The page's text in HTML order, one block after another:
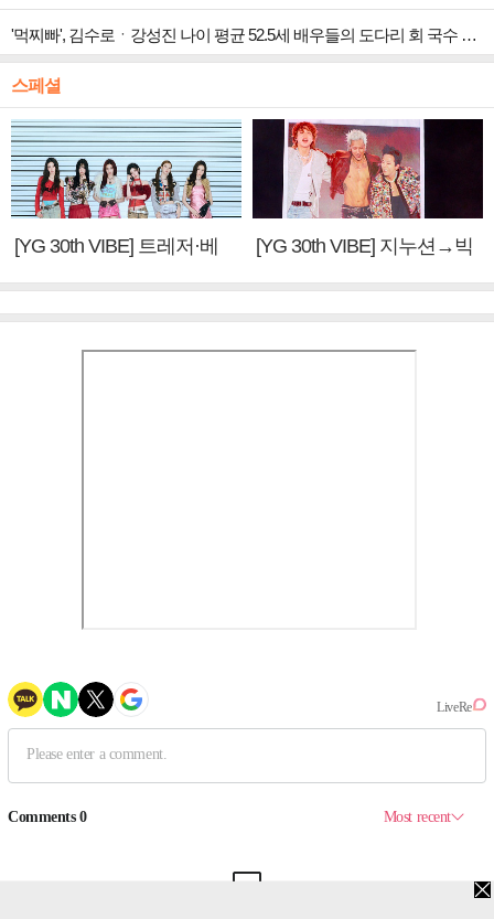
'먹찌빠', 김수로ㆍ강성진 나이 평균 52.5세 배우들의 도다리 회 국수 먹방
스페셜
[YG 30th VIBE] 트레저·베
[YG 30th VIBE] 지누션→빅